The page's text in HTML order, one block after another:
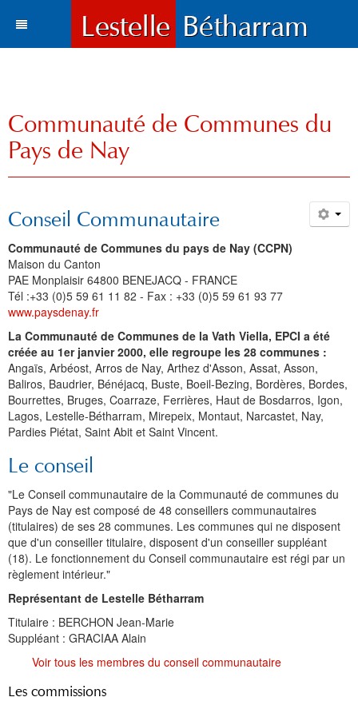
Vie municipale
Travaux
Enfance et enseignement
Solidarité et environnement
Culture et loisirs
Histoire et patrimoine
Situation et accès
Environnement
Cartes
Plans de la commune
Fonds d'écran
Photos et cartes postales
Le village en images
Tourisme
Votre destination
Hôtels l Restaurants
Gîtes et meublés
Chambres d'Hôtes
Accueil des groupes
Aires de pique-nique
Sports et loisirs
Bases de Loisirs
Balades et randonnées
Montagne et eaux vives
Visites et découvertes
Les Grottes de Bétharram
Artisanats d'arts
Manifestations
Liens touristiques
Villes
Culture et découverte
Sports d'hivers et thermes
Histoire
La Bastide
La Chapelle de Bétharram
Reconstruction du Pont
Jusqu'au XXe siécle
Vers le progrès
Le XXe siécle
Toponymie
Le nom de Lestelle
Toponymie gasconne
Chroniques locales
Archives
Municipalité depuis 1789
Translation du cimetière
Recensement de 1385
L'église Saint Jean-Baptiste
Le cimetière
Le monument aux morts
Les chemins
Les savoir-faire
Cartes anciennes
Mots du maire
Bienvenue
Archives
Le conseil municipal
Les membres du Conseil
Représentations externes
PV du Conseil Municipal
Informations
Le service technique
Le service scolaire
Services aux personnes
Conseil Communautaire
Compétences
Réalisations
Plan Local d'Urbanisme
PLU 2025 modification simplifiée N° 1
PLU 2020
PLU 2011 - Règlement
Restauration du calvaire
Équipements
Aménagements
Projets
Réalisations
Budget et finances
Budgets primitifs
Comptes administratifs
Bulletins municipaux
État civil
Mariages / Pacs
Vie locale
Santé
Education
Ecole publique
Collège et lycées
Collèges aux alentours
Lycées aux alentours
L'activité Lestelloise
Sports
Associations
Services publics
Services aux jeunes
Administrations
Santé / Social
Maisons de retraite
Déchets
Bétharram
Histoire
La légende
Les pèlerinages
Récit de voyage en 1645
La Chapelle Notre Dame
La Chapelle Saint Michel
Le calvaire
Le vieux pont
Le Musée
La vie à Bétharram
L'ensemble scolaire
La maison de retraite
Les accueils
Votre séjour
Communauté de Communes du
Pays de Nay
Conseil Communautaire
Communauté de Communes du pays de Nay (CCPN)
Maison du Canton
PAE Monplaisir 64800 BENEJACQ - FRANCE
Tél :+33 (0)5 59 61 11 82 - Fax : +33 (0)5 59 61 93 77
www.paysdenay.fr
La Communauté de Communes de la Vath Viella, EPCI a été
créée au 1er janvier 2000, elle regroupe les 28 communes :
Angaïs, Arbéost, Arros de Nay, Arthez d'Asson, Assat, Asson,
Baliros, Baudrier, Bénéjacq, Buste, Boeil-Bezing, Bordères, Bordes,
Bourrettes, Bruges, Coarraze, Ferrières, Haut de Bosdarros, Igon,
Lagos, Lestelle-Bétharram, Mirepeix, Montaut, Narcastet, Nay,
Pardies Piétat, Saint Abit et Saint Vincent.
Le conseil
"Le Conseil communautaire de la Communauté de communes du
Pays de Nay est composé de 48 conseillers communautaires
(titulaires) de ses 28 communes. Les communes qui ne disposent
que d'un conseiller titulaire, disposent d'un conseiller suppléant
(18). Le fonctionnement du Conseil communautaire est régi par un
règlement intérieur."
Représentant de Lestelle Bétharram
Titulaire : BERCHON Jean-Marie
Suppléant : GRACIAA Alain
Voir tous les membres du conseil communautaire
Les commissions